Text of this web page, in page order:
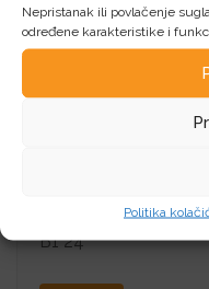
Nepristanak ili povlačenje
određene karakteristike i
Politika
IIYAMA IIYAMA
B1 24”